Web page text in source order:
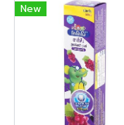
New